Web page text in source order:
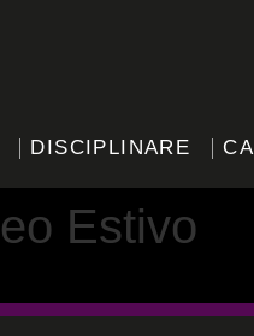
DISCIPLINARE
Estivo